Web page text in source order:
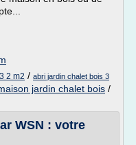
2 m2 / abri jardin chalet bois 3
jardin chalet bois /
WSN : votre